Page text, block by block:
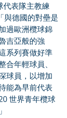
代表隊主教練
德國的對壘是
過歐洲欖球錦
吉亞般的強
系列賽做好準
合年輕球員、
球員，以增加
能為早前代表
世界青年欖球